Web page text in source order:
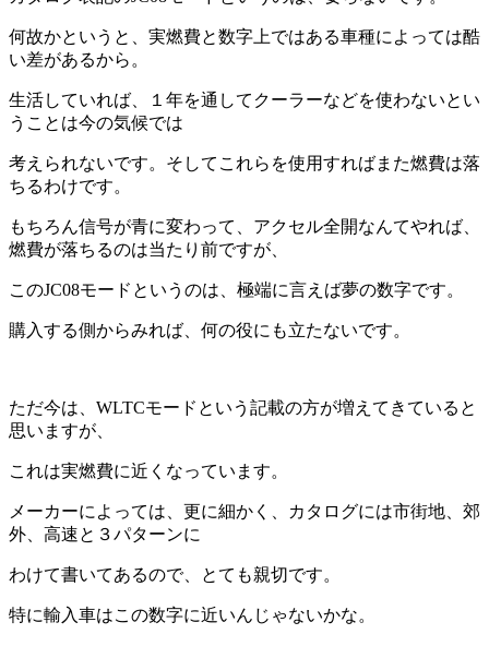
何故かというと、実燃費と数字上ではある車種によっては酷
い差があるから。
生活していれば、１年を通してクーラーなどを使わないとい
うことは今の気候では
考えられないです。そしてこれらを使用すればまた燃費は落
ちるわけです。
もちろん信号が青に変わって、アクセル全開なんてやれば、
燃費が落ちるのは当たり前ですが、
このJC08モードというのは、極端に言えば夢の数字です。
購入する側からみれば、何の役にも立たないです。
ただ今は、WLTCモードという記載の方が増えてきていると
思いますが、
これは実燃費に近くなっています。
メーカーによっては、更に細かく、カタログには市街地、郊
外、高速と３パターンに
わけて書いてあるので、とても親切です。
特に輸入車はこの数字に近いんじゃないかな。